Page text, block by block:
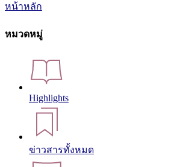
หน้าหลัก
หมวดหมู่
Highlights
ข่าวสารทั้งหมด